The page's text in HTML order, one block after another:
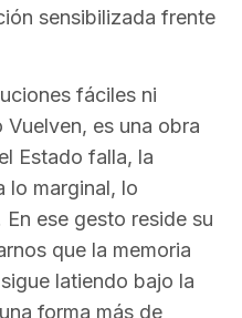
sensibilizada frente
fáciles ni
es una obra
Estado falla, la
lo marginal, lo
ese gesto reside su
que la memoria
latiendo bajo la
forma más de